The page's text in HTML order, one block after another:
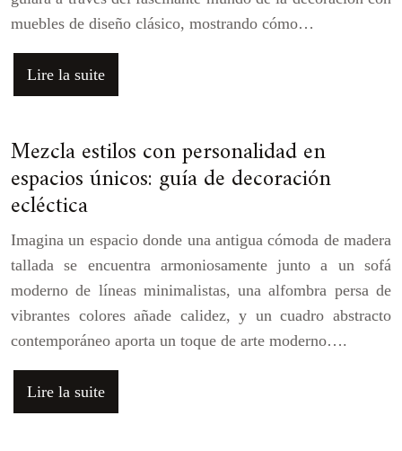
muebles de diseño clásico, mostrando cómo…
Lire la suite
Mezcla estilos con personalidad en
espacios únicos: guía de decoración
ecléctica
Imagina un espacio donde una antigua cómoda de madera
tallada se encuentra armoniosamente junto a un sofá
moderno de líneas minimalistas, una alfombra persa de
vibrantes colores añade calidez, y un cuadro abstracto
contemporáneo aporta un toque de arte moderno….
Lire la suite